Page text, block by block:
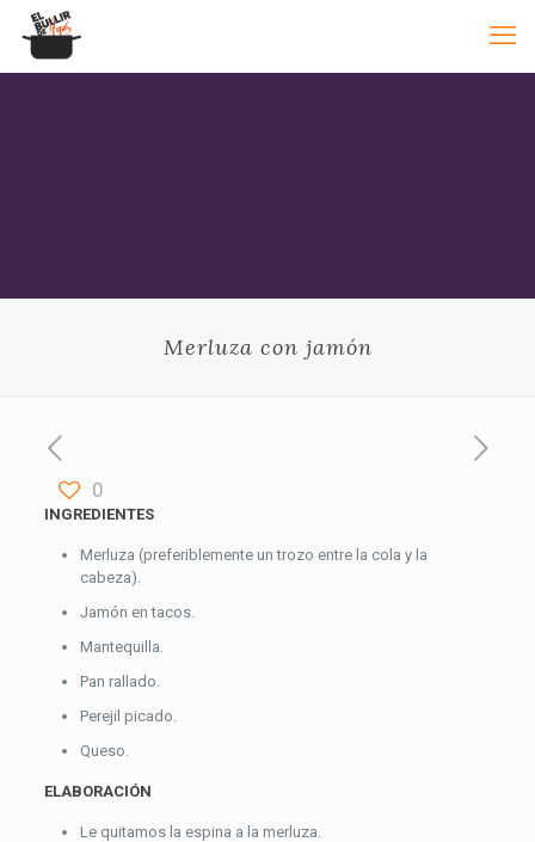
Merluza con jamón
0
INGREDIENTES
Merluza (preferiblemente un trozo entre la cola y la
cabeza).
Jamón en tacos.
Mantequilla.
Pan rallado.
Perejil picado.
Queso.
ELABORACIÓN
Le quitamos la espina a la merluza.